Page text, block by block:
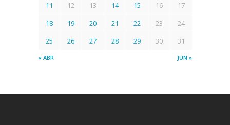
« ABR JUN »
11
12 13 14 15 16
17
18
19 20 21 22 23
24
25
26 27 28 29 30 31